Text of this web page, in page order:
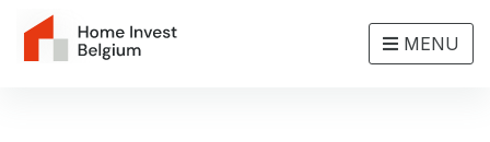
MENU